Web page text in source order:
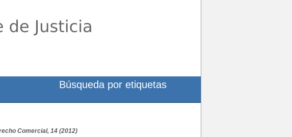
Comercial, 14 (2012)
Búsqueda por etiquetas